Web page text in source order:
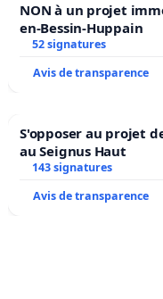
NON à un projet
en-Bessin-Huppain
52 signatures
Avis de transparence
S'opposer au projet
au Seignus Haut
143 signatures
Avis de transparence